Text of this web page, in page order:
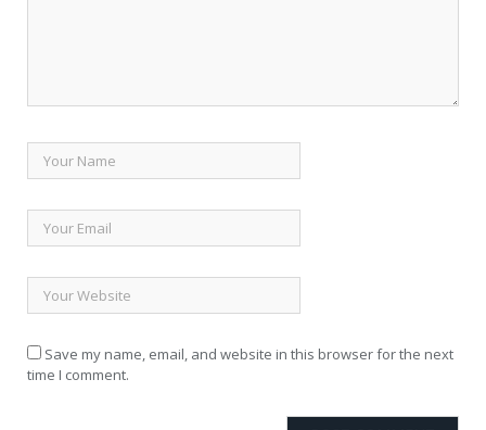
Save my name, email, and website in this browser for the next
time I comment.